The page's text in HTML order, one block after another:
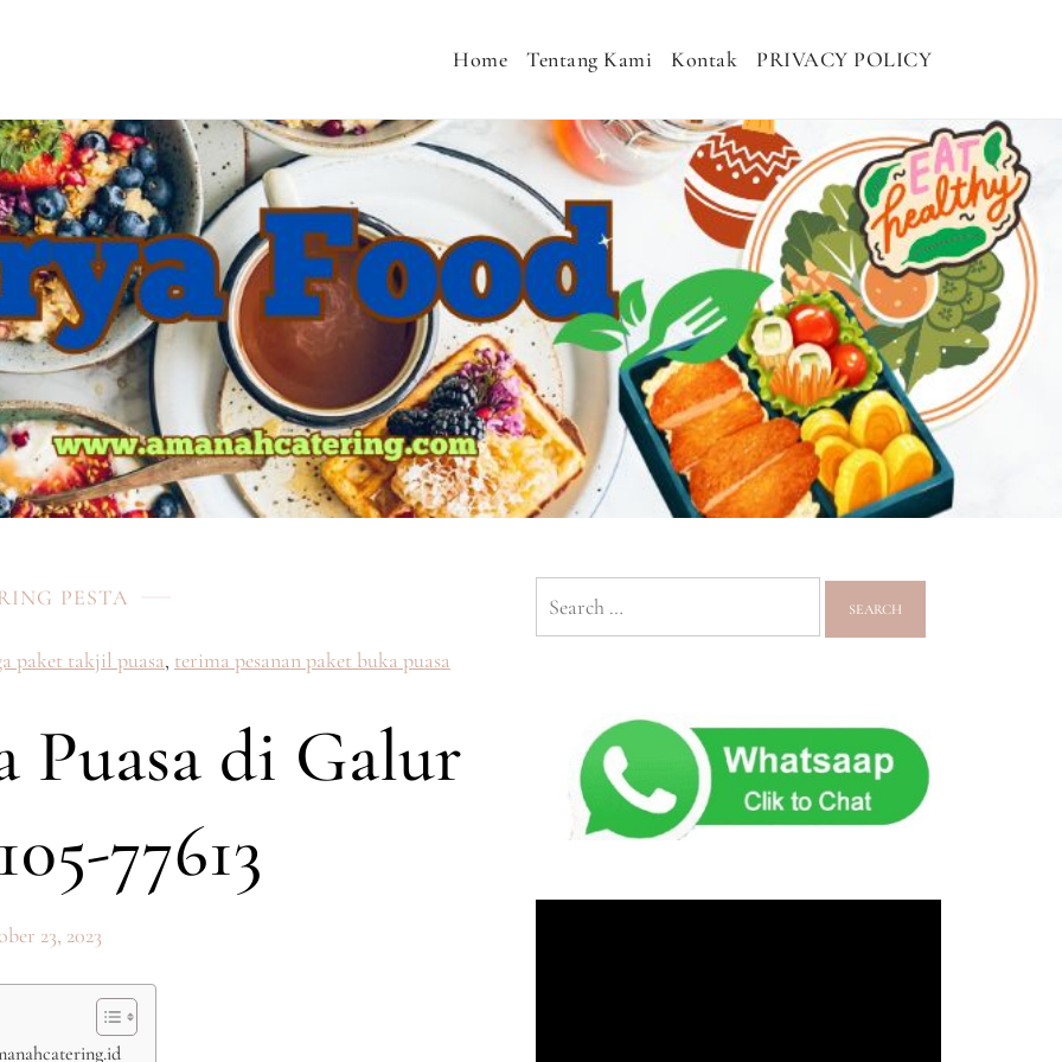
MENU SEHAT, CATERING PERNIKAHAN, JASA AQIQAH MURAH, NASI KOTAK SEHAT, NASI
Home Tentang Kami Kontak PRIVACY POLICY
PESTA
paket takjil puasa, terima pesanan paket buka puasa
Puasa di Galur
77613
23, 2023